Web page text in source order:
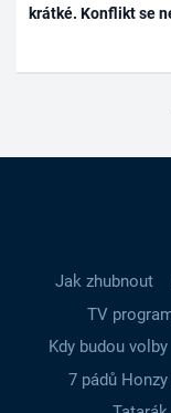
krátké. Konflikt se
Jak zhubnout
TV
Kdy budou volby
7 pádů